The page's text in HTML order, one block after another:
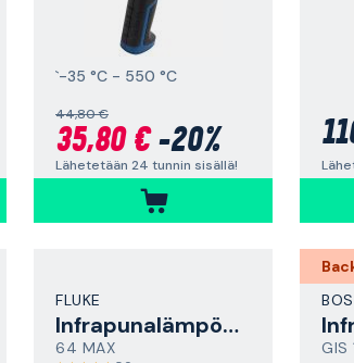
`-35 °C - 550 °C
44,80 €
35,80 €-20%
Lähetetään 24 tunnin sisällä!
FLUKE
Infrapunalämpömittari
64 MAX